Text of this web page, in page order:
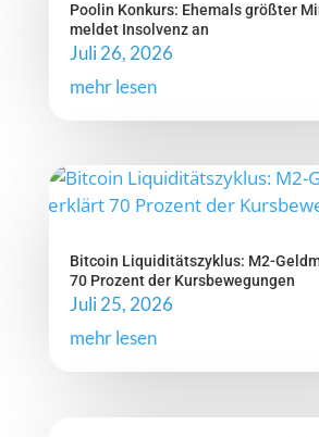
Poolin Konkurs: Ehemals größter
meldet Insolvenz an
Juli 26, 2026
mehr lesen
Bitcoin Liquiditätszyklus: M2-
70 Prozent der Kursbewegungen
Juli 25, 2026
mehr lesen